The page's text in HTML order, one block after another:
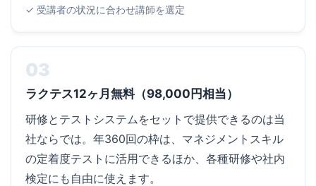
✓ 受講者の状況に合わせ講師を選定
03
ラクテス12ヶ月無料（98,000円相当）
研修とテストシステムをセットで提供できるのは当
社ならでは。年360回の枠は、マネジメントスキル
の定着度テストに活用できるほか、各種研修や社内
検定にも自由に使えます。